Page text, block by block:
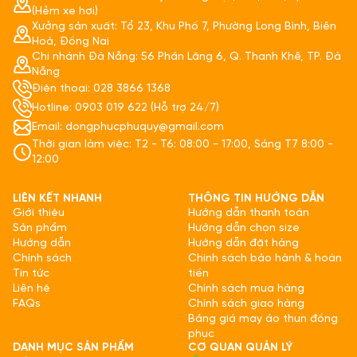
(Hẻm xe hơi)
Xưởng sản xuất: Tổ 23, Khu Phố 7, Phường Long Bình, Biên
Hoà, Đồng Nai
Chi nhánh Đà Nẵng: 56 Phần Lăng 6, Q. Thanh Khê, TP. Đà
Nẵng
Điện thoại: 028 3866 1368
Hotline: 0903 019 622 (Hỗ trợ 24/7)
Email: dongphucphuquy@gmail.com
Thời gian làm việc: T2 - T6: 08:00 - 17:00, Sáng T7 8:00 -
12:00
LIÊN KẾT NHANH
Giới thiệu
Sản phẩm
Hướng dẫn
Chính sách
Tin tức
Liên hệ
FAQs
THÔNG TIN HƯỚNG DẪN
Hướng dẫn thanh toán
Hướng dẫn chọn size
Hướng dẫn đặt hàng
Chính sách bảo hành & hoàn
tiền
Chính sách mua hàng
Chính sách giao hàng
Bảng giá may áo thun đồng
phục
DANH MỤC SẢN PHẨM
CƠ QUAN QUẢN LÝ